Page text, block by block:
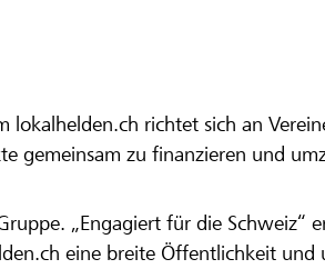
richtet sich an
gemeinsam zu finanzieren und
„Engagiert für die Schweiz“
eine breite Öffentlichkeit und